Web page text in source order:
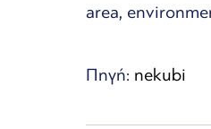
area,
Πηγή: nekubi